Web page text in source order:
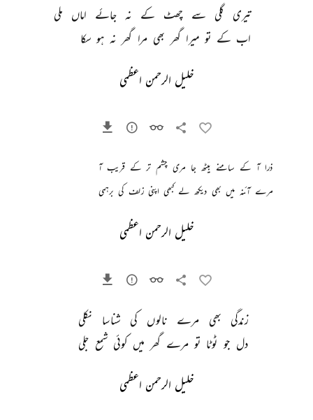
تیری گلی سے چھٹ کے نہ جائے اماں
ملی
اب کے تو میرا گھر بھی مرا گھر نہ ہو سکا
خلیل الرحمن اعظمی
ذرا آ کے سامنے بیٹھ جا مری چشم تر کے قریب آ
مرے آئنہ میں بھی دیکھ لے کبھی اپنی زلف کی برہمی
خلیل الرحمن اعظمی
زندگی بھی مرے نالوں کی شناسا
نکلی
دل جو ٹوٹا تو مرے گھر میں کوئی شمع جلی
خلیل الرحمن اعظمی